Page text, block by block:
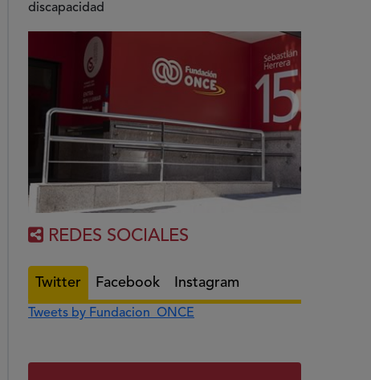
discapacidad
REDES SOCIALES
Twitter Facebook Instagram
Tweets by Fundacion_ONCE